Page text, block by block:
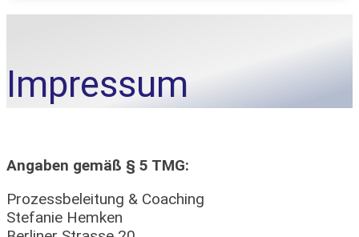
Impressum
Angaben gemäß § 5 TMG:
Prozessbeleitung & Coaching
Stefanie Hemken